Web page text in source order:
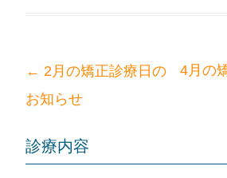
投
稿
ビ
ゲ
← 2月の矯正診療日の
お知らせ
4月の
診療内容